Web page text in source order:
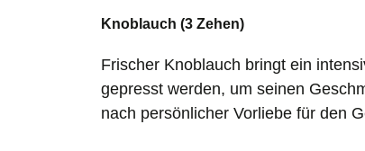
Knoblauch (3 Zehen)
Frischer Knoblauch bringt ein
gepresst werden, um seinen
nach persönlicher Vorliebe für den